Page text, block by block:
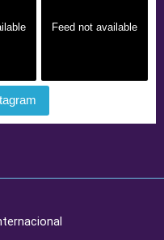
Feed not available